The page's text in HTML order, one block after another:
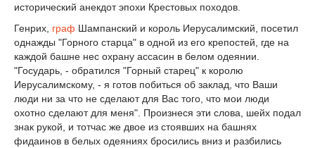
исторический анекдот эпохи Крестовых походов.
Генрих, граф Шампанский и король Иерусалимский, посетил
однажды "Горного старца" в одной из его крепостей, где на
каждой башне нес охрану ассасин в белом одеянии.
"Государь, - обратился "Горный старец" к королю
Иерусалимскому, - я готов побиться об заклад, что Ваши
люди ни за что не сделают для Вас того, что мои люди
охотно сделают для меня". Произнеся эти слова, шейх подал
знак рукой, и тотчас же двое из стоявших на башнях
фидаинов в белых одеяниях бросились вниз и разбились